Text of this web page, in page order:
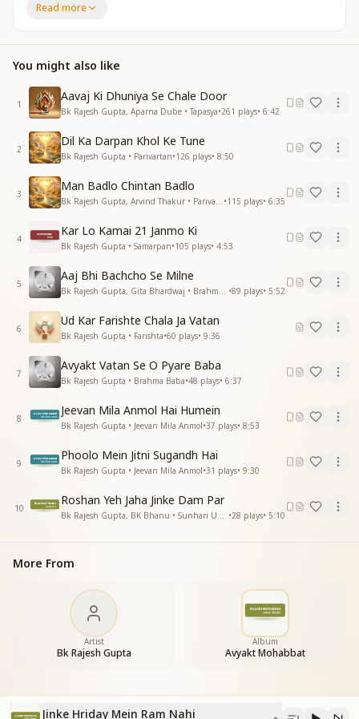
संकल्पो को जो भी व्यर्थ गवाता
इनके बोलो मे
इनके बोलो मे प्रेम नही
इनके बोलो मे प्रेम नही
उस वाणी का कोई काम नही
जिनके हृदय मे राम नही
सत्य मार्ग को जो सदा अपनाता है
वो प्रभू के दिल पर चढ़ता जाता है
सत्य मार्ग को जो अपनाता है
वो प्रभू के दिल पर चढ़ता जाता है
जिनके मन में कोई लक्ष्य नहीं
जीनका कही कोई नाम नहीं
जिनके मन में कोई लक्ष्य नहीं
उनका कही कोई नाम नहीं
जिनके हृदय मे राम नही
उनका दुनिया में कोई काम नाही
जीनको प्रभू की पहचान नही
उनको कही आराम नहीं
जिनके हृदय मे राम नही
उनका दुनिया में कोई काम नही
जिनके हृदय मे राम नही
जीनको प्रभू की पहचान नही
उनको कही आराम नहीं
___
Read more
You might also like
1
Aavaj Ki Dhuniya Se Chale Door
Bk Rajesh Gupta, Aparna Dube • Tapasya•261 plays• 6:42
2
Dil Ka Darpan Khol Ke Tune
Bk Rajesh Gupta • Parivartan•126 plays• 8:50
3
Man Badlo Chintan Badlo
•115 plays• 6:35
4
Kar Lo Kamai 21 Janmo Ki
Bk Rajesh Gupta • Samarpan•105 plays• 4:53
5
Aaj Bhi Bachcho Se Milne
•89 plays• 5:52
6
Ud Kar Farishte Chala Ja Vatan
Bk Rajesh Gupta • Farishta•60 plays• 9:36
7
Avyakt Vatan Se O Pyare Baba
Bk Rajesh Gupta • Brahma Baba•48 plays• 6:37
8
Jeevan Mila Anmol Hai Humein
Bk Rajesh Gupta • Jeevan Mila Anmol•37 plays• 8:53
9
Phoolo Mein Jitni Sugandh Hai
Bk Rajesh Gupta • Jeevan Mila Anmol•31 plays• 9:30
10
Roshan Yeh Jaha Jinke Dam Par
•28 plays• 5:10
More From
Artist
Bk Rajesh Gupta
Album
Avyakt Mohabbat
Jinke Hriday Mein Ram Nahi